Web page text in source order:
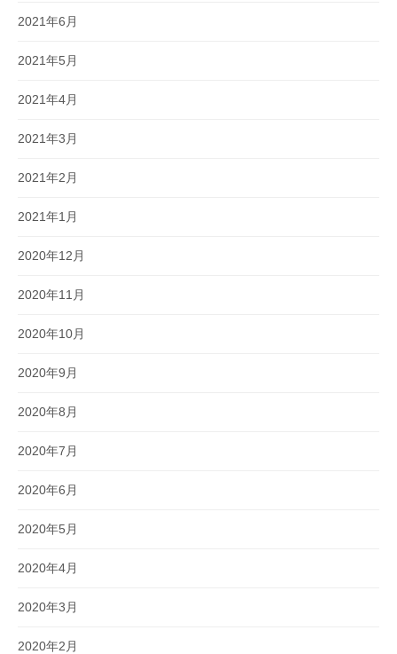
2021年6月
2021年5月
2021年4月
2021年3月
2021年2月
2021年1月
2020年12月
2020年11月
2020年10月
2020年9月
2020年8月
2020年7月
2020年6月
2020年5月
2020年4月
2020年3月
2020年2月